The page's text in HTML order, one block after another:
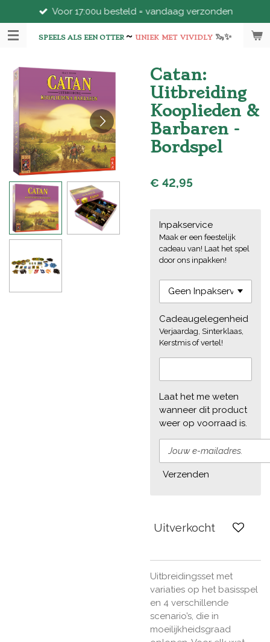
direct
naar
hoofdinhoud
SPEELS ALS EEN OTTER~ UNIEK MET VIVIDLY 🦦✨
Voor 17:00u besteld = vandaag verzonden
Catan:
Uitbreiding
Kooplieden &
Barbaren -
Bordspel
€ 42,95
Inpakservice
Maak er een feestelijk
cadeau van! Laat het spel
door ons inpakken!
Cadeaugelegenheid
Verjaardag, Sinterklaas,
Kerstmis of vertel!
Laat het me weten
wanneer dit product
weer op voorraad is.
Verzenden
Uitverkocht
Uitbreidingsset met
variaties op het basisspel
en 4 verschillende
scenario’s, die in
moeilijkheidsgraad